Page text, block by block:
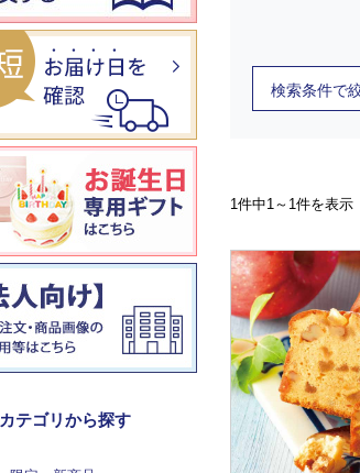
検索条件で
1件中1～1件を表示
カテゴリから探す